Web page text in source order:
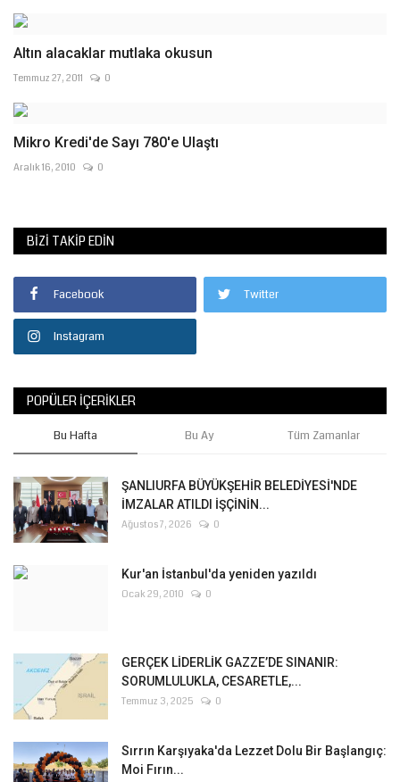
Altın alacaklar mutlaka okusun
Temmuz 27, 2011 0
Mikro Kredi'de Sayı 780'e Ulaştı
Aralık 16, 2010 0
BIZI TAKIP EDIN
Facebook Twitter
Instagram
POPÜLER İÇERIKLER
Bu Hafta Bu Ay Tüm Zamanlar
ŞANLIURFA BÜYÜKŞEHİR BELEDİYESİ'NDE
İMZALAR ATILDI İŞÇİNİN...
Ağustos 7, 2026 0
Kur'an İstanbul'da yeniden yazıldı
Ocak 29, 2010 0
GERÇEK LİDERLİK GAZZE’DE SINANIR:
SORUMLULUKLA, CESARETLE,...
Temmuz 3, 2025 0
Sırrın Karşıyaka'da Lezzet Dolu Bir Başlangıç:
Moi Fırın...